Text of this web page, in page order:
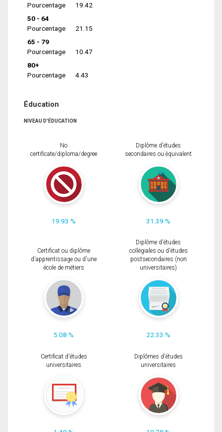
Pourcentage
19.42
50 - 64
Pourcentage
21.15
65 - 79
Pourcentage
10.47
80+
Pourcentage
4.43
Éducation
NIVEAU D'ÉDUCATION
No
certificate/diploma/degree
19.93 %
Diplôme d'études
secondaires ou équivalent
31.39 %
Certificat ou diplôme
d'apprentissage ou d'une
école de métiers
5.08 %
Diplôme d'études
collégiales ou d'études
postsecondaires (non
universitaires)
22.33 %
Certificat d'études
universitaires
Diplômes d'études
universitaires